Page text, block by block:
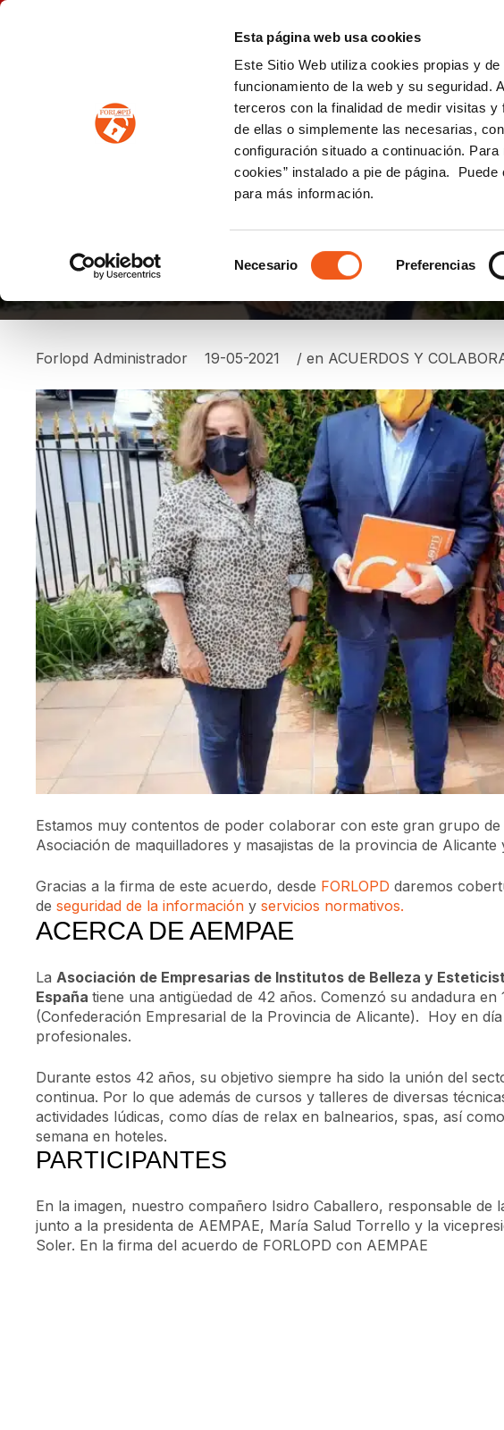
Esta página web usa cookies
Este Sitio Web utiliza cookies propias y
funcionamiento de la web y su
terceros con la finalidad de medir visitas
de ellas o simplemente las necesarias,
configuración situado a continuación.
cookies” instalado a pie de página.
para más información.
de
Necesario Preferencias
PROTECCION DE DATOS IGUALDAD
ACUERDO DE FORLOPD
Forlopd Administrador 19-05-2021 / en ACUERDOS Y
Estamos muy contentos de poder colaborar con este gran grupo
Asociación de maquilladores y masajistas de la provincia de Alicante
Gracias a la firma de este acuerdo, desde FORLOPD daremos
de seguridad de la información y servicios normativos.
ACERCA DE AEMPAE
La Asociación de Empresarias de Institutos de Belleza y
España tiene una antigüedad de 42 años. Comenzó su andadura en
(Confederación Empresarial de la Provincia de Alicante). Hoy en
profesionales.
Durante estos 42 años, su objetivo siempre ha sido la unión del
continua. Por lo que además de cursos y talleres de diversas
actividades lúdicas, como días de relax en balnearios, spas, así
semana en hoteles.
PARTICIPANTES
En la imagen, nuestro compañero Isidro Caballero, responsable de
junto a la presidenta de AEMPAE, María Salud Torrello y la
Soler. En la firma del acuerdo de FORLOPD con AEMPAE